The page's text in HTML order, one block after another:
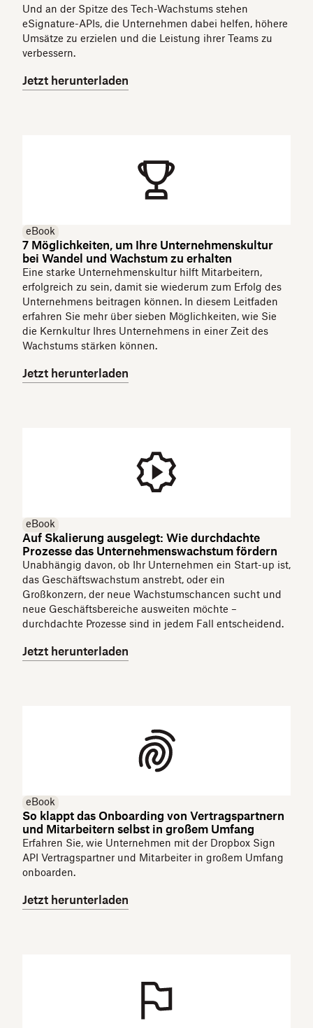
Und an der Spitze des Tech-Wachstums stehen
eSignature-APIs, die Unternehmen dabei helfen, höhere
Umsätze zu erzielen und die Leistung ihrer Teams zu
verbessern.
Jetzt herunterladen
eBook
7 Möglichkeiten, um Ihre Unternehmenskultur
bei Wandel und Wachstum zu erhalten
Eine starke Unternehmenskultur hilft Mitarbeitern,
erfolgreich zu sein, damit sie wiederum zum Erfolg des
Unternehmens beitragen können. In diesem Leitfaden
erfahren Sie mehr über sieben Möglichkeiten, wie Sie
die Kernkultur Ihres Unternehmens in einer Zeit des
Wachstums stärken können.
Jetzt herunterladen
eBook
Auf Skalierung ausgelegt: Wie durchdachte
Prozesse das Unternehmenswachstum fördern
Unabhängig davon, ob Ihr Unternehmen ein Start-up ist,
das Geschäftswachstum anstrebt, oder ein
Großkonzern, der neue Wachstumschancen sucht und
neue Geschäftsbereiche ausweiten möchte –
durchdachte Prozesse sind in jedem Fall entscheidend.
Jetzt herunterladen
eBook
So klappt das Onboarding von Vertragspartnern
und Mitarbeitern selbst in großem Umfang
Erfahren Sie, wie Unternehmen mit der Dropbox Sign
API Vertragspartner und Mitarbeiter in großem Umfang
onboarden.
Jetzt herunterladen